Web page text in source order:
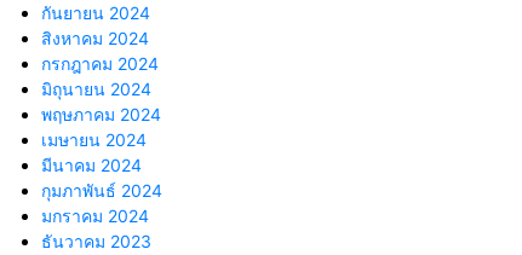
กันยายน 2024
สิงหาคม 2024
กรกฎาคม 2024
มิถุนายน 2024
พฤษภาคม 2024
เมษายน 2024
มีนาคม 2024
กุมภาพันธ์ 2024
มกราคม 2024
ธันวาคม 2023